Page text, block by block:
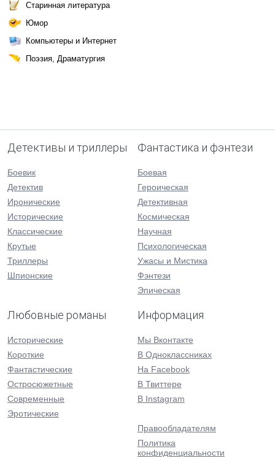
Старинная литература
Юмор
Компьютеры и Интернет
Поэзия, Драматургия
Детективы и триллеры
Боевик
Детектив
Иронические
Исторические
Классические
Крутые
Триллеры
Шпионские
Фантастика и фэнтези
Боевая
Героическая
Детективная
Космическая
Научная
Психологическая
Ужасы и Мистика
Фэнтези
Эпическая
Любовные романы
Исторические
Короткие
Фантастические
Остросюжетные
Современные
Эротические
Информация
Мы Вконтакте
В Одноклассниках
На Facebook
В Твиттере
В Instagram
Правообладателям
Политика
конфиденциальности